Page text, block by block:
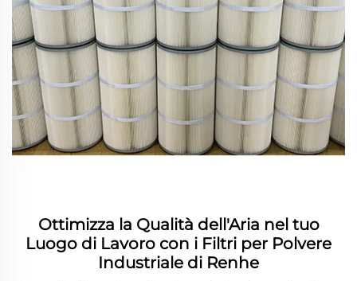
Ottimizza la Qualità dell'Aria nel tuo
Luogo di Lavoro con i Filtri per Polvere
Industriale di Renhe